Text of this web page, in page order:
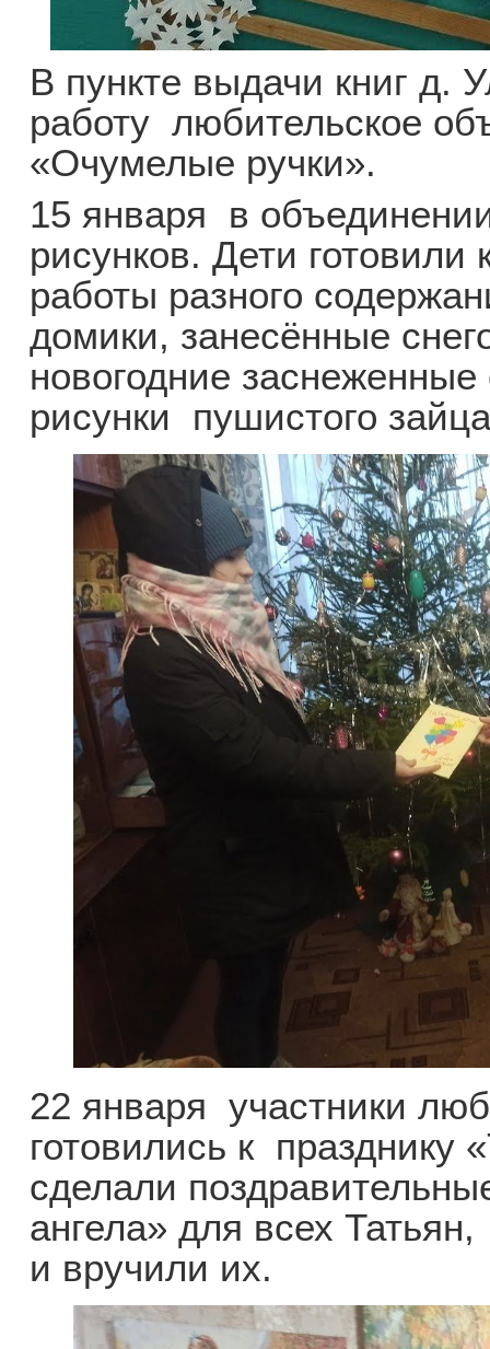
В пункте выдачи книг д.
работу любительское
«Очумелые ручки».
15 января в
рисунков. Дети готовили
работы разного
домики, занесённые
новогодние
рисунки пушистого
22 января участники
готовились к празднику
сделали
ангела» для всех
и вручили их.